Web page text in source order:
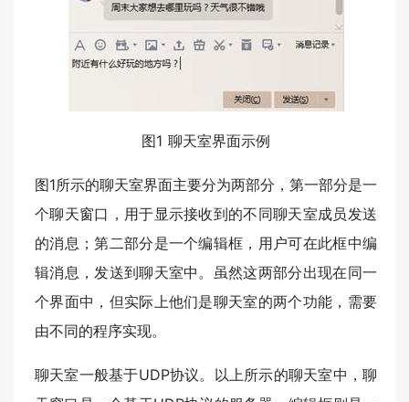
图1 聊天室界面示例
图1所示的聊天室界面主要分为两部分，第一部分是一
个聊天窗口，用于显示接收到的不同聊天室成员发送
的消息；第二部分是一个编辑框，用户可在此框中编
辑消息，发送到聊天室中。虽然这两部分出现在同一
个界面中，但实际上他们是聊天室的两个功能，需要
由不同的程序实现。
聊天室一般基于UDP协议。以上所示的聊天室中，聊